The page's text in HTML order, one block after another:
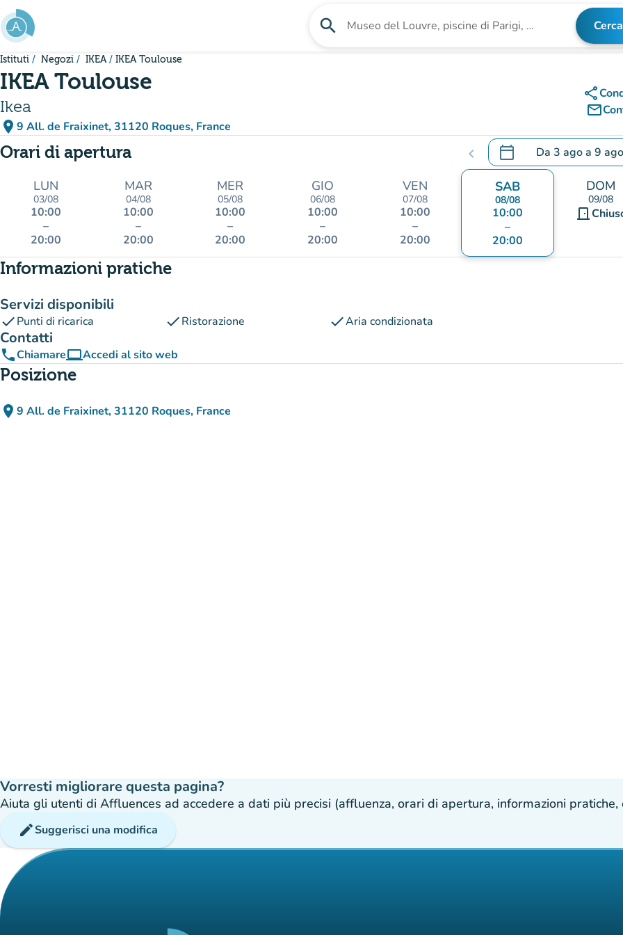
Vai al contenuto principale
search Cerca una struttura Cerca
Istituti Negozi IKEA IKEA Toulouse
IKEA Toulouse
Ikea
place 9 All. de Fraixinet, 31120 Roques, France
(apri in Google Maps)
(nuova scheda)
share
mail_outline
Orari di apertura chevron_left calendar_today Da 3 agoa 9 ago
.Aprire il calendario per
LUN
03/08
10:00
–
20:00
MAR
04/08
10:00
–
20:00
MER
05/08
10:00
–
20:00
GIO
06/08
10:00
–
20:00
VEN
07/08
10:00
–
20:00
SAB
08/08
10:00
–
20:00
DOM
09/08
door_front
Informazioni pratiche
Servizi disponibili
checkPunti di ricarica checkRistorazione checkAria condizionata
Contatti
phoneChiamarecomputerAccedi al sito web
(nuova scheda)
Posizione
place 9 All. de Fraixinet, 31120 Roques, France
(apri in Google Maps)
(nuova scheda)
Vorresti migliorare questa pagina?
Aiuta gli utenti di Affluences ad accedere a dati più precisi (affluenza, orari di apertura, informazioni pratiche,
editSuggerisci una modifica